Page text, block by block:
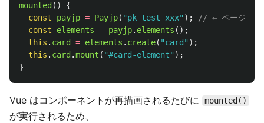
mounted ()
{
const
payjp = Payjp( "pk_test_xxx" );
// ← ページ遷移
const
elements = payjp. elements ();
this . card = elements . create( "card " );
this . card .mount ( "#card-element" );
}
Vue はコンポーネントが再描画されるたびに mounted()
が実行されるため、